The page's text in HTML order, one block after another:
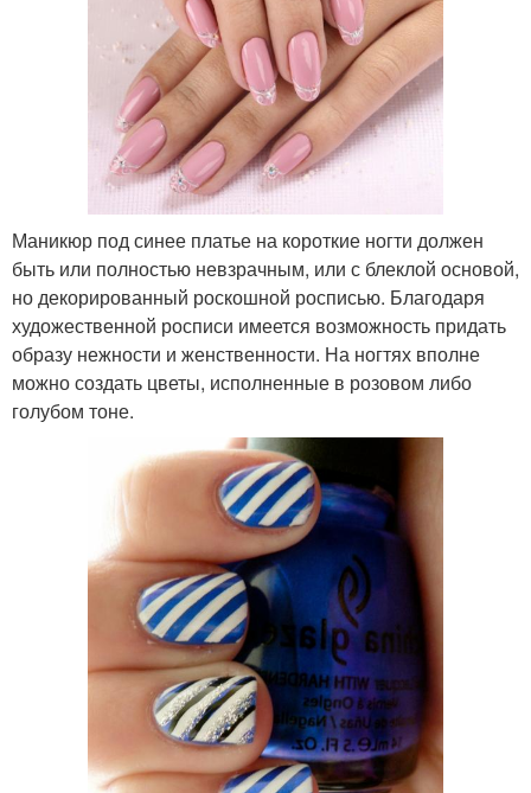
Маникюр под синее платье на короткие ногти должен
быть или полностью невзрачным, или с блеклой основой,
но декорированный роскошной росписью. Благодаря
художественной росписи имеется возможность придать
образу нежности и женственности. На ногтях вполне
можно создать цветы, исполненные в розовом либо
голубом тоне.